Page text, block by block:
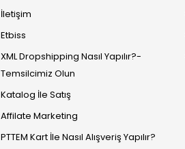
İletişim
Etbiss
XML Dropshipping Nasıl Yapılır?-
Temsilcimiz Olun
Katalog İle Satış
Affilate Marketing
PTTEM Kart İle Nasıl Alışveriş Yapılır?